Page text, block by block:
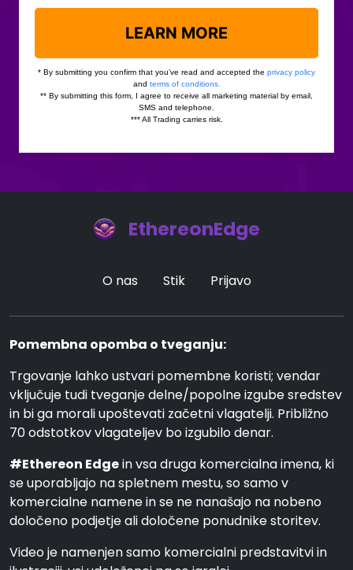
EthereonEdge
O nas Stik Prijavo
Pomembna opomba o tveganju:
Trgovanje lahko ustvari pomembne koristi; vendar
vključuje tudi tveganje delne/popolne izgube sredstev
in bi ga morali upoštevati začetni vlagatelji. Približno
70 odstotkov vlagateljev bo izgubilo denar.
#Ethereon Edgein vsa druga komercialna imena, ki
se uporabljajo na spletnem mestu, so samo v
komercialne namene in se ne nanašajo na nobeno
določeno podjetje ali določene ponudnike storitev.
Video je namenjen samo komercialni predstavitvi in